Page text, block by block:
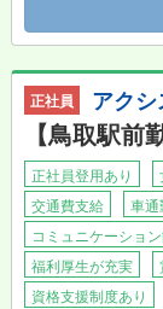
正社員 アク
【鳥取駅前
正社員登用あり
交通費支給
車通
コミュニケーショ
福利厚生が充実
資格支援制度あり